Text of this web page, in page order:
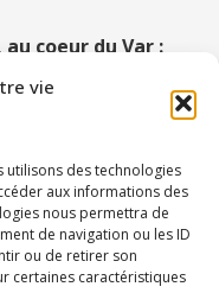
vie
utilisons des technologies
aux informations des
nous permettra de
de navigation ou les ID
ou de retirer son
certaines caractéristiques
coeur du Var :
couvre tout le
ni sous-
varoise :UV
entre
en plaine,